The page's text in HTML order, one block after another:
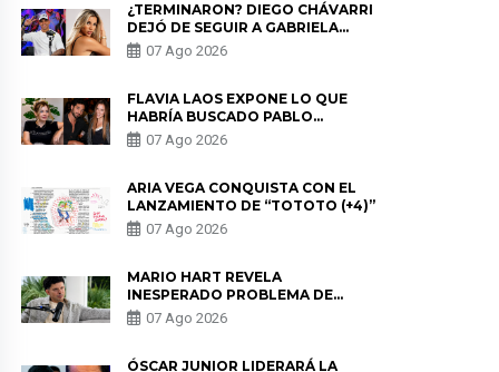
¿TERMINARON? DIEGO CHÁVARRI
DEJÓ DE SEGUIR A GABRIELA
HERRERA Y ANUNCIA SU SALIDA
DE PÓDCAST
07 Ago 2026
FLAVIA LAOS EXPONE LO QUE
HABRÍA BUSCADO PABLO
HEREDIA CON ALE FULLER: “UNA
DE LAS PARTES QUERÍA EL
07 Ago 2026
ARIA VEGA CONQUISTA CON EL
LANZAMIENTO DE “TOTOTO (+4)”
07 Ago 2026
MARIO HART REVELA
INESPERADO PROBLEMA DE
SALUD ANTES DE SEPARARSE DE
KORINA: “ME ENCONTRARON UN
07 Ago 2026
ÓSCAR JUNIOR LIDERARÁ LA